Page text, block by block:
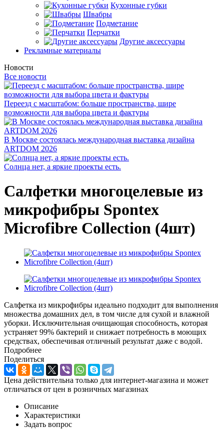
Кухонные губки
Швабры
Подметание
Перчатки
Другие аксессуары
Рекламные материалы
Новости
Все новости
Переезд с масштабом: больше пространства, шире
возможности для выбора цвета и фактуры
В Москве состоялась международная выставка дизайна
ARTDOM 2026
Солнца нет, а яркие проекты есть.
Салфетки многоцелевые из
микрофибры Spontex
Microfibre Collection (4шт)
Салфетка из микрофибры идеально подходит для выполнения
множества домашних дел, в том числе для сухой и влажной
уборки. Исключительная очищающая способность, которая
устраняет 99% бактерий и снижает потребность в моющих
средствах, обеспечивая отличный результат даже с водой.
Подробнее
Поделиться
Цена действительна только для интернет-магазина и может
отличаться от цен в розничных магазинах
Описание
Характеристики
Задать вопрос